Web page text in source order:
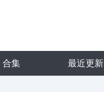
合集 最近更新